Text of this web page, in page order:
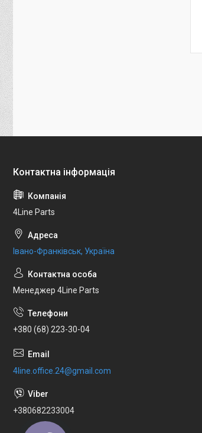
4Line Parts
Івано-Франківськ, Україна
Менеджер 4Line Parts
+380 (68) 223-30-04
4line.office.24@gmail.com
+380682233004